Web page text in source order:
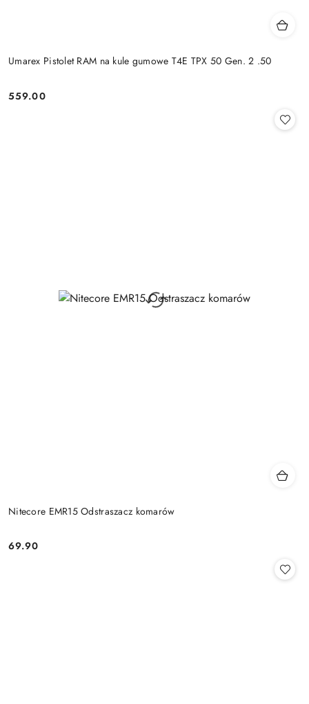
Umarex Pistolet RAM na kule gumowe T4E TPX 50 Gen. 2 .50
Cena:
559.00
Nitecore EMR15 Odstraszacz komarów
Cena:
69.90